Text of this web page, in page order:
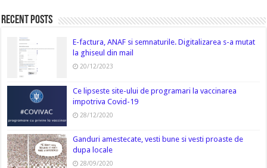
Recent Posts
E-factura, ANAF si semnaturile. Digitalizarea s-a mutat
la ghiseul din mail
20/12/2023
Ce lipseste site-ului de programari la vaccinarea
impotriva Covid-19
28/12/2020
Ganduri amestecate, vesti bune si vesti proaste de
dupa locale
28/09/2020